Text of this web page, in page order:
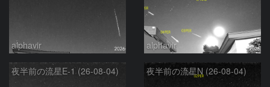
alphavir alphavir
夜半前の流星E-1 (26-08-04) 夜半前の流星N (26-08-04)